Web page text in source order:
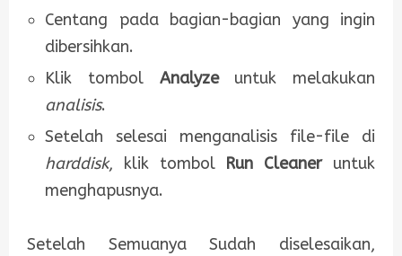
Centang pada bagian-bagian yang ingin
dibersihkan.
Klik tombol Analyzeuntuk melakukan
analisis.
Setelah selesai menganalisis file-file di
harddisk, klik tombol Run Cleaneruntuk
menghapusnya.
Setelah Semuanya Sudah diselesaikan,